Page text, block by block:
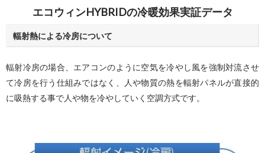
エコウィンHYBRIDの冷暖効果実証データ
輻射熱による冷房について
輻射冷房の場合、エアコンのように空気を冷やし風を強制対流させ
て冷房を行う仕組みではなく、人や物質の熱を輻射パネルが直接的
に吸熱する事で人や物を冷やしていく空調方式です。